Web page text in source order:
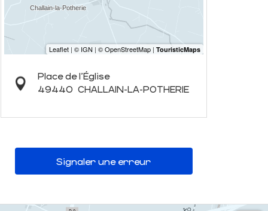
Place de l'Église
49440 CHALLAIN-LA-POTHERIE
Signaler une erreur